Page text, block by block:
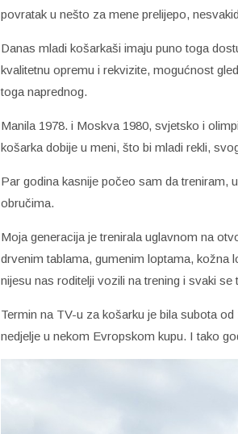
povratak u nešto za mene prelijepo,
Danas mladi košarkaši imaju puno toga
kvalitetnu opremu i rekvizite, mogućnost
toga naprednog.
Manila 1978. i Moskva 1980, svjetsko i
košarka dobije u meni, što bi mladi rekli,
Par godina kasnije počeo sam da treniram,
obručima.
Moja generacija je trenirala uglavnom na
drvenim tablama, gumenim loptama, kožna
nijesu nas roditelji vozili na trening i svaki
Termin na TV-u za košarku je bila subota
nedjelje u nekom Evropskom kupu. I tako